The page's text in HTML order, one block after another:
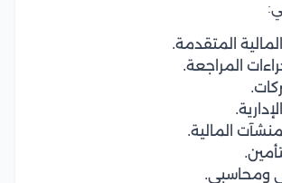
المتقدمة.
المراجعة.
المالية.
ومحاسبي.